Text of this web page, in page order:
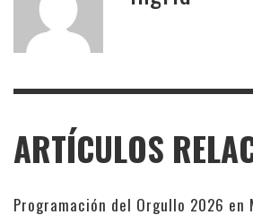
ARTÍCULOS
Programación del Orgullo 2026 en